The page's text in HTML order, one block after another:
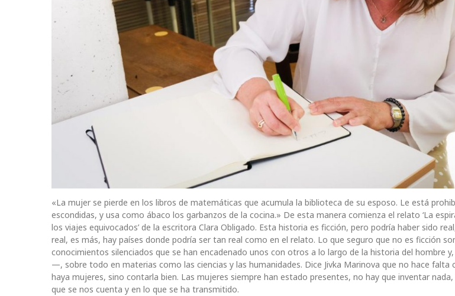
«La mujer se pierde en los libros de matemáticas que acumula la biblioteca de su esposo. Le está
escondidas, y usa como ábaco los garbanzos de la cocina.» De esta manera comienza el relato ‘La
los viajes equivocados’ de la escritora Clara Obligado. Esta historia es ficción, pero podría haber sido
real, es más, hay países donde podría ser tan real como en el relato. Lo que seguro que no es ficción
conocimientos silenciados que se han encadenado unos con otros a lo largo de la historia del hombre
—, sobre todo en materias como las ciencias y las humanidades. Dice Jivka Marinova que no hace falta
haya mujeres, sino contarla bien. Las mujeres siempre han estado presentes, no hay que inventar
que se nos cuenta y en lo que se ha transmitido.